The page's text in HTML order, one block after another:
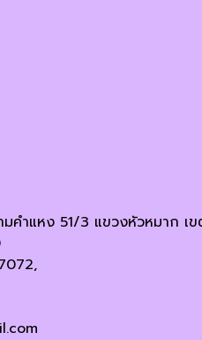
คำแหง 51/3 แขวงหัวหมาก เ